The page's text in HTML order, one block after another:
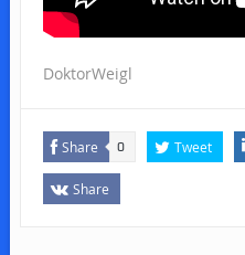
DoktorWeigl
Share 0 Tweet
Share